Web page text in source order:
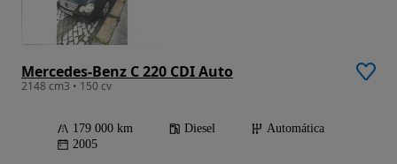
Mercedes-Benz C 220 CDI Auto
2148 cm3 • 150 cv
179 000 km Diesel
Automática
2005